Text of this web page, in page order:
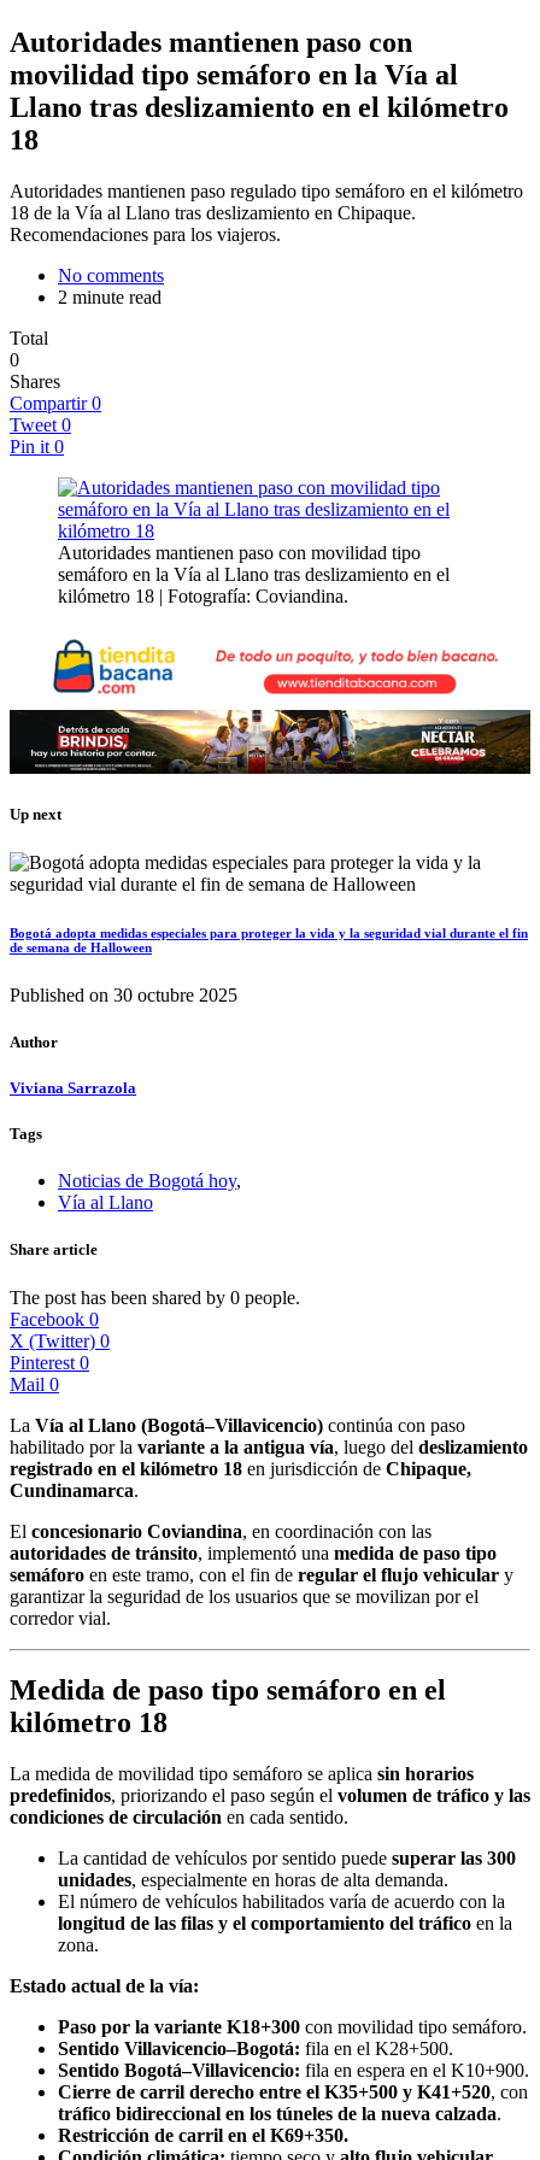
Autoridades mantienen paso con
movilidad tipo semáforo en la Vía al
Llano tras deslizamiento en el kilómetro
18
Autoridades mantienen paso regulado tipo semáforo en el kilómetro
18 de la Vía al Llano tras deslizamiento en Chipaque.
Recomendaciones para los viajeros.
No comments
2 minute read
Total
0
Shares
Compartir 0
Tweet 0
Pin it 0
Autoridades mantienen paso con movilidad tipo
semáforo en la Vía al Llano tras deslizamiento en el
kilómetro 18 | Fotografía: Coviandina.
Up next
Bogotá adopta medidas especiales para proteger la vida y la seguridad vial durante el fin
de semana de Halloween
Published on 30 octubre 2025
Author
Viviana Sarrazola
Tags
Noticias de Bogotá hoy,
Vía al Llano
Share article
The post has been shared by 0 people.
Facebook 0
X (Twitter) 0
Pinterest 0
Mail 0
La Vía al Llano (Bogotá–Villavicencio) continúa con paso
habilitado por la variante a la antigua vía, luego del deslizamiento
registrado en el kilómetro 18 en jurisdicción de Chipaque,
Cundinamarca.
El concesionario Coviandina, en coordinación con las
autoridades de tránsito, implementó una medida de paso tipo
semáforo en este tramo, con el fin de regular el flujo vehicular y
garantizar la seguridad de los usuarios que se movilizan por el
corredor vial.
Medida de paso tipo semáforo en el
kilómetro 18
La medida de movilidad tipo semáforo se aplica sin horarios
predefinidos, priorizando el paso según el volumen de tráfico y las
condiciones de circulación en cada sentido.
La cantidad de vehículos por sentido puede superar las 300
unidades, especialmente en horas de alta demanda.
El número de vehículos habilitados varía de acuerdo con la
longitud de las filas y el comportamiento del tráfico en la
zona.
Estado actual de la vía:
Paso por la variante K18+300 con movilidad tipo semáforo.
Sentido Villavicencio–Bogotá: fila en el K28+500.
Sentido Bogotá–Villavicencio: fila en espera en el K10+900.
Cierre de carril derecho entre el K35+500 y K41+520, con
tráfico bidireccional en los túneles de la nueva calzada.
Restricción de carril en el K69+350.